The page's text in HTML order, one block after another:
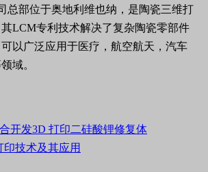
总部位于奥地利维也纳，是陶瓷三维打
LCM专利技术解决了复杂陶瓷零部件
以广泛应用于医疗，航空航天，汽车
域。
开发3D 打印二硅酸锂修复体
技术及其应用